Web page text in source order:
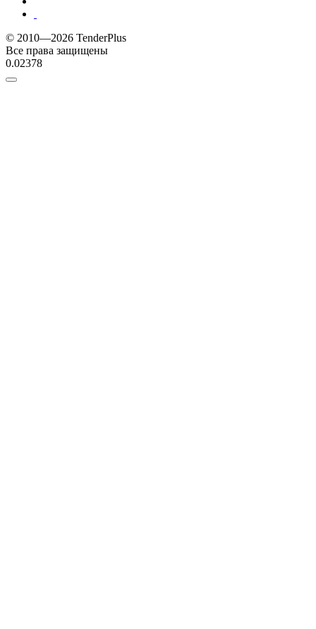
© 2010—2026 TenderPlus
Все права защищены
0.02378